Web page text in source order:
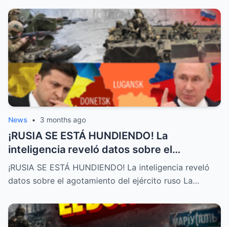
News • 3 months ago
¡RUSIA SE ESTÁ HUNDIENDO! La
inteligencia reveló datos sobre el
agotamiento del ejército ruso
¡RUSIA SE ESTÁ HUNDIENDO! La inteligencia reveló
datos sobre el agotamiento del ejército ruso La…